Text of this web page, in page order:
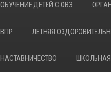
ОБУЧЕНИЕ ДЕТЕЙ С ОВЗ
ВПР ЛЕТНЯЯ
НАСТАВНИЧЕСТВО